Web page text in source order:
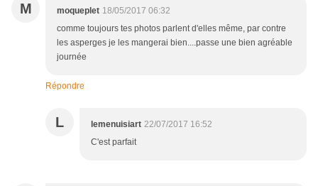
M moqueplet 18/05/2017 06:32
comme toujours tes photos parlent d'elles même, par contre
les asperges je les mangerai bien....passe une bien agréable
journée
Répondre
L lemenuisiart 22/07/2017 16:52
C'est parfait